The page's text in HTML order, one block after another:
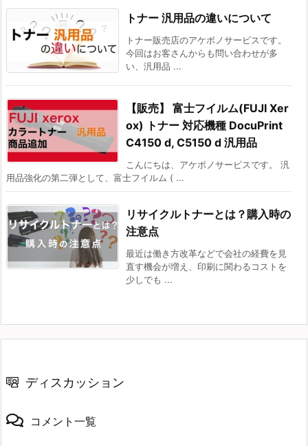
トナー 汎用品の違いについて
トナー販売店のアケボノサービスです。
今回はお客さんからも問い合わせが多
い、汎用品 ...
【販売】 富士フイルム(FUJI Xer
ox) トナー 対応機種 DocuPrint
C4150 d, C5150 d 汎用品
こんにちは、アケボノサービスです。 汎
用品強化の第二弾として、富士フイルム ( ...
リサイクルトナーとは？購入時の
注意点
最近は働き方改革などで会社の経費を見
直す機会が増え、印刷に関わるコストを
少しでも ...
ディスカッション
コメント一覧